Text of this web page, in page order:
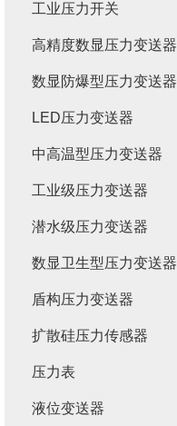
工业压力开关
高精度数显压力变送器
数显防爆型压力变送器
LED压力变送器
中高温型压力变送器
工业级压力变送器
潜水级压力变送器
数显卫生型压力变送器
盾构压力变送器
扩散硅压力传感器
压力表
液位变送器